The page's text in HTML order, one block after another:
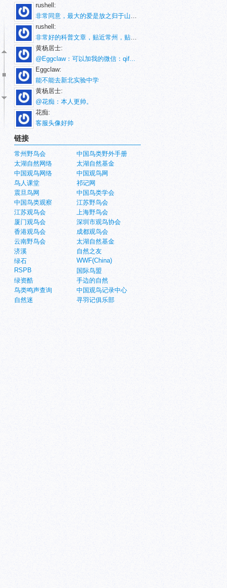
rushell:
非常同意，最大的爱是放之归于山林。
rushell:
非常好的科普文章，贴近常州，贴近生活！
黄杨居士:
@Eggclaw：可以加我的微信：qif...
Eggclaw:
能不能去新北实验中学
黄杨居士:
@花痴：本人更帅。
花痴:
客服头像好帅
链接
常州野鸟会
中国鸟类野外手册
太湖自然网络
太湖自然基金
中国观鸟网络
中国观鸟网
鸟人课堂
祁记网
震旦鸟网
中国鸟类学会
中国鸟类观察
江苏野鸟会
江苏观鸟会
上海野鸟会
厦门观鸟会
深圳市观鸟协会
香港观鸟会
成都观鸟会
云南野鸟会
太湖自然基金
济溪
自然之友
绿石
WWF(China)
RSPB
国际鸟盟
绿资酷
手边的自然
鸟类鸣声查询
中国观鸟记录中心
自然迷
寻羽记俱乐部